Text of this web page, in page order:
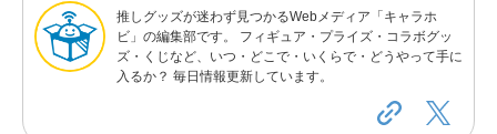
推しグッズが迷わず見つかるWebメディア「キャラホ
ビ」の編集部です。 フィギュア・プライズ・コラボグッ
ズ・くじなど、いつ・どこで・いくらで・どうやって手に
入るか？ 毎日情報更新しています。